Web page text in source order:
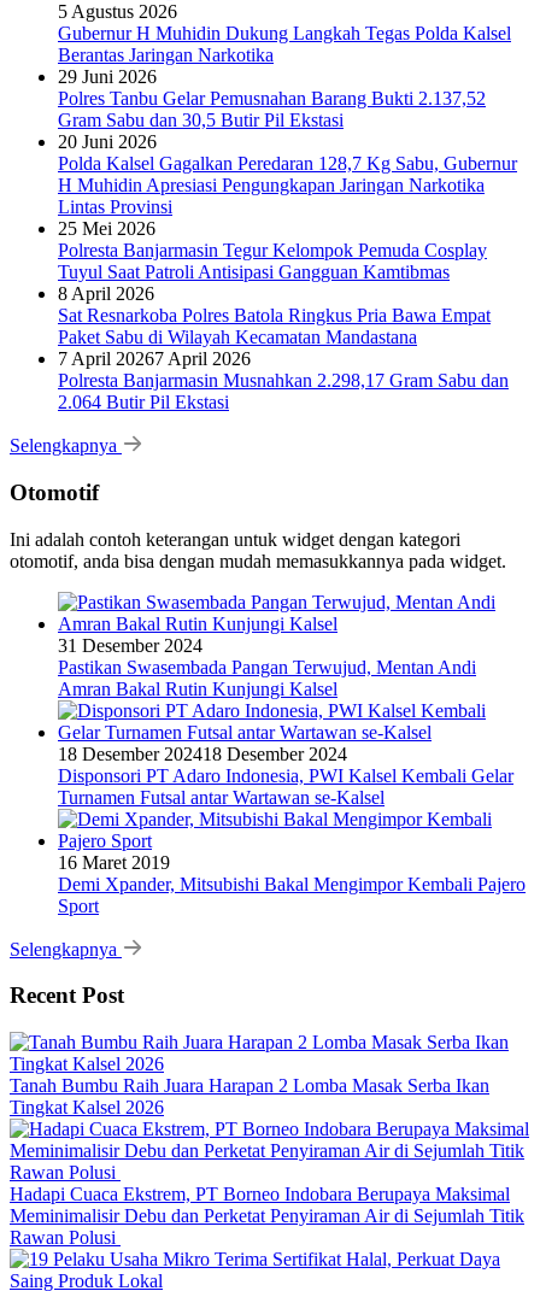
5 Agustus 2026
Gubernur H Muhidin Dukung Langkah Tegas Polda Kalsel
Berantas Jaringan Narkotika
29 Juni 2026
Polres Tanbu Gelar Pemusnahan Barang Bukti 2.137,52
Gram Sabu dan 30,5 Butir Pil Ekstasi
20 Juni 2026
Polda Kalsel Gagalkan Peredaran 128,7 Kg Sabu, Gubernur
H Muhidin Apresiasi Pengungkapan Jaringan Narkotika
Lintas Provinsi
25 Mei 2026
Polresta Banjarmasin Tegur Kelompok Pemuda Cosplay
Tuyul Saat Patroli Antisipasi Gangguan Kamtibmas
8 April 2026
Sat Resnarkoba Polres Batola Ringkus Pria Bawa Empat
Paket Sabu di Wilayah Kecamatan Mandastana
7 April 20267 April 2026
Polresta Banjarmasin Musnahkan 2.298,17 Gram Sabu dan
2.064 Butir Pil Ekstasi
Selengkapnya
Otomotif
Ini adalah contoh keterangan untuk widget dengan kategori
otomotif, anda bisa dengan mudah memasukkannya pada widget.
31 Desember 2024
Pastikan Swasembada Pangan Terwujud, Mentan Andi
Amran Bakal Rutin Kunjungi Kalsel
18 Desember 202418 Desember 2024
Disponsori PT Adaro Indonesia, PWI Kalsel Kembali Gelar
Turnamen Futsal antar Wartawan se-Kalsel
16 Maret 2019
Demi Xpander, Mitsubishi Bakal Mengimpor Kembali Pajero
Sport
Selengkapnya
Recent Post
Tanah Bumbu Raih Juara Harapan 2 Lomba Masak Serba Ikan
Tingkat Kalsel 2026
Hadapi Cuaca Ekstrem, PT Borneo Indobara Berupaya Maksimal
Meminimalisir Debu dan Perketat Penyiraman Air di Sejumlah Titik
Rawan Polusi